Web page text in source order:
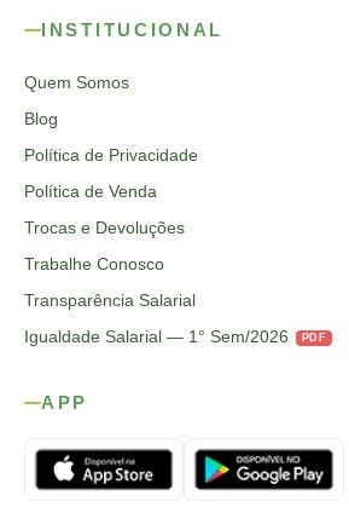
INSTITUCIONAL
Quem Somos
Blog
Política de Privacidade
Política de Venda
Trocas e Devoluções
Trabalhe Conosco
Transparência Salarial
Igualdade Salarial — 1° Sem/2026
PDF
APP